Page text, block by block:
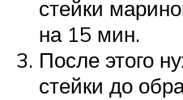
стейки
на 15 мин.
После этого
стейки до